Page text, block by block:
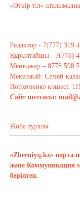
«Өткір тіл»
Редактор - 7(777) 319
Құрылтайшы - 7(778)
Менеджер – 8778 598
Мекенжай: Семей
Порхоменко көшесі,
Сайт почтасы:
Жоба туралы
«Zheruiyq.kz»
және Коммуникация
берілген.